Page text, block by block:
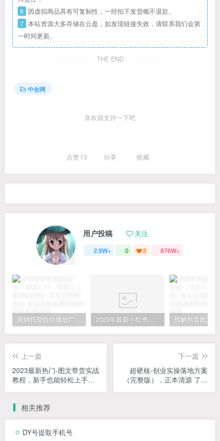
6 因虚拟商品具有可复制性，一经拍下发货概不退款。
7 本站资源大多存储在云盘，如发现链接失效，请联系我们会第
一时间更新。
THE END
中创网
喜欢就支持一下吧
点赞13 分享 收藏
用户投稿 关注
2.9W+ 0 3 876W+
上一篇
2023最新热门-图文带货实战
教程，新手也能轻松上手！
下一篇
超硬核-创业实操落地方案
（完整版），正本清源 了解
相关推荐
DY号提取手机号